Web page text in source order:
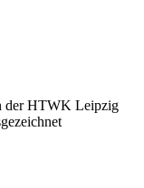
der HTWK Leipzig